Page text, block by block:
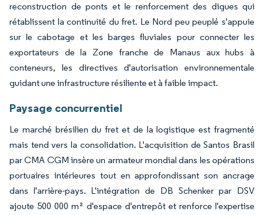
reconstruction de ponts et le renforcement des digues qui
rétablissent la continuité du fret. Le Nord peu peuplé s'appuie
sur le cabotage et les barges fluviales pour connecter les
exportateurs de la Zone franche de Manaus aux hubs à
conteneurs, les directives d'autorisation environnementale
guidant une infrastructure résiliente et à faible impact.
Paysage concurrentiel
Le marché brésilien du fret et de la logistique est fragmenté
mais tend vers la consolidation. L'acquisition de Santos Brasil
par CMA CGM insère un armateur mondial dans les opérations
portuaires intérieures tout en approfondissant son ancrage
dans l'arrière-pays. L'intégration de DB Schenker par DSV
ajoute 500 000 m² d'espace d'entrepôt et renforce l'expertise